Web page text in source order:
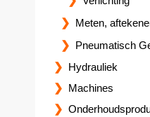
Meten,
Pneumatisch
Hydrauliek
Machines